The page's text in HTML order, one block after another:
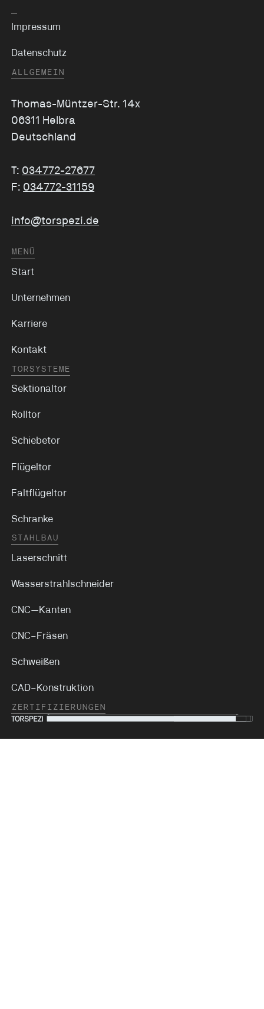
Impressum
Datenschutz
ALLGEMEIN
Thomas-Müntzer-Str. 14x
06311 Helbra
Deutschland
T: 034772-27677
F: 034772-31159
info@torspezi.de
MENÜ
Start
Unternehmen
Karriere
Kontakt
TORSYSTEME
Sektionaltor
Rolltor
Schiebetor
Flügeltor
Faltflügeltor
Schranke
STAHLBAU
Laserschnitt
Wasserstrahlschneider
CNC—Kanten
CNC–Fräsen
Schweißen
CAD–Konstruktion
ZERTIFIZIERUNGEN